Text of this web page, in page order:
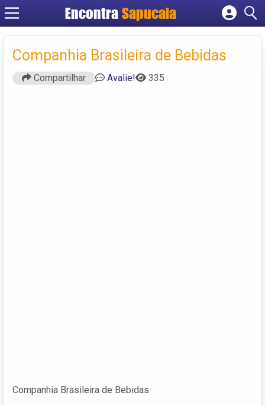
Encontra
Cadastrar empresa
Criar conta
Companhia Brasileira de Bebidas
Compartilhar Avalie! 335
Companhia Brasileira de Bebidas